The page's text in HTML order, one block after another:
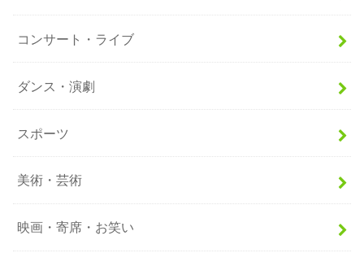
コンサート・ライブ
ダンス・演劇
スポーツ
美術・芸術
映画・寄席・お笑い